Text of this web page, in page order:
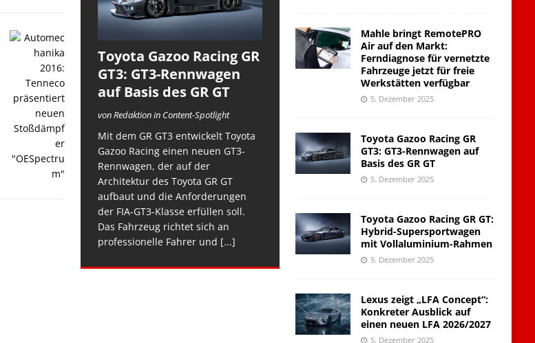
Toyota Gazoo Racing GR
GT3: GT3-Rennwagen
auf Basis des GR GT
von Redaktion in Content-Spotlight
Mit dem GR GT3 entwickelt Toyota
Gazoo Racing einen neuen GT3-
Rennwagen, der auf der
Architektur des Toyota GR GT
aufbaut und die Anforderungen
der FIA-GT3-Klasse erfüllen soll.
Das Fahrzeug richtet sich an
professionelle Fahrer und [...]
Mahle bringt RemotePRO
Air auf den Markt:
Ferndiagnose für vernetzte
Fahrzeuge jetzt für freie
Werkstätten verfügbar
5. Dezember 2025
Toyota Gazoo Racing GR
GT3: GT3-Rennwagen auf
Basis des GR GT
5. Dezember 2025
Toyota Gazoo Racing GR GT:
Hybrid-Supersportwagen
mit Vollaluminium-Rahmen
5. Dezember 2025
Lexus zeigt „LFA Concept“:
Konkreter Ausblick auf
einen neuen LFA 2026/2027
5. Dezember 2025